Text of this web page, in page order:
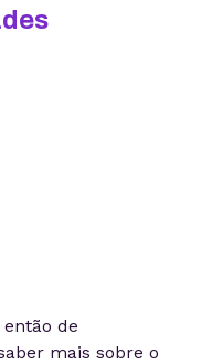
de
mais sobre o